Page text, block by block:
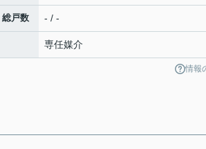
戸数 - / -
専任媒介
情報